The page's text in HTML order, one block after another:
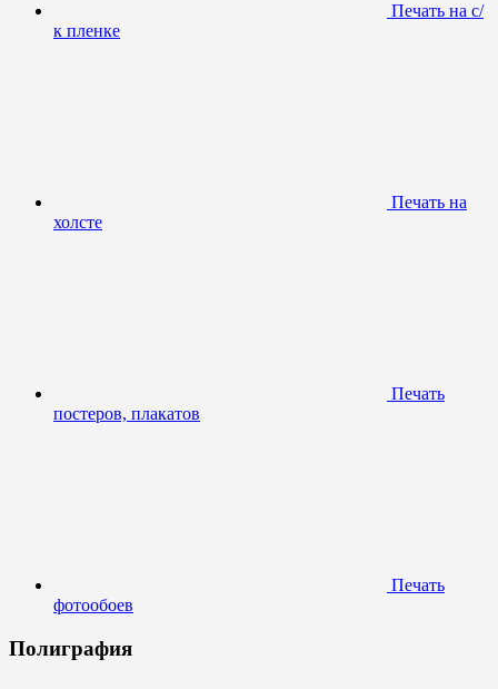
Печать на с/
к пленке
Печать на
холсте
Печать
постеров, плакатов
Печать
фотообоев
Полиграфия